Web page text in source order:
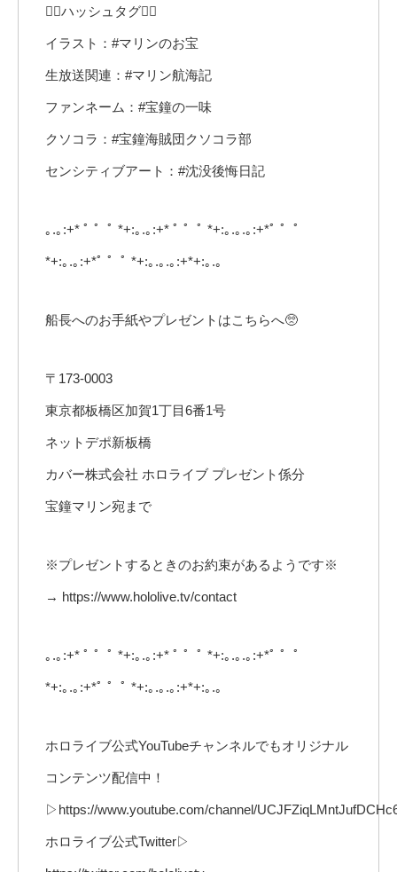
🏴‍☠️ハッシュタグ🏴‍☠️
イラスト：#マリンのお宝
生放送関連：#マリン航海記
ファンネーム：#宝鐘の一味
クソコラ：#宝鐘海賊団クソコラ部
センシティブアート：#沈没後悔日記
｡.｡:+* ﾟ ゜ﾟ *+:｡.｡:+* ﾟ ゜ﾟ *+:｡.｡.｡:+*ﾟ ゜ﾟ
*+:｡.｡:+*ﾟ ゜ﾟ *+:｡.｡.｡:+*+:｡.｡
船長へのお手紙やプレゼントはこちらへ🥺
〒173-0003
東京都板橋区加賀1丁目6番1号
ネットデポ新板橋
カバー株式会社 ホロライブ プレゼント係分
宝鐘マリン宛まで
※プレゼントするときのお約束があるようです※
→ https://www.hololive.tv/contact
｡.｡:+* ﾟ ゜ﾟ *+:｡.｡:+* ﾟ ゜ﾟ *+:｡.｡.｡:+*ﾟ ゜ﾟ
*+:｡.｡:+*ﾟ ゜ﾟ *+:｡.｡.｡:+*+:｡.｡
ホロライブ公式YouTubeチャンネルでもオリジナル
コンテンツ配信中！
▷https://www.youtube.com/channel/
ホロライブ公式Twitter▷